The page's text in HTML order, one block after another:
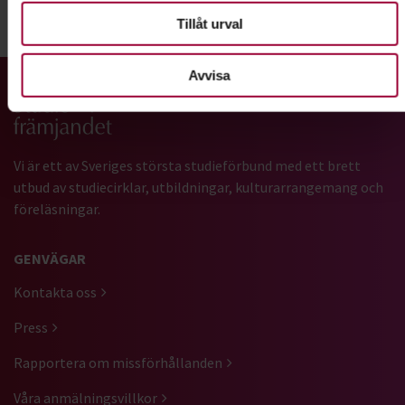
Tillåt urval
Avvisa
LinkedIn
Gå till studiefrämjandets startsida
Vi är ett av Sveriges största studieförbund med ett brett
utbud av studiecirklar, utbildningar, kulturarrangemang och
föreläsningar.
GENVÄGAR
Kontakta oss
Press
Rapportera om missförhållanden
Våra anmälningsvillkor